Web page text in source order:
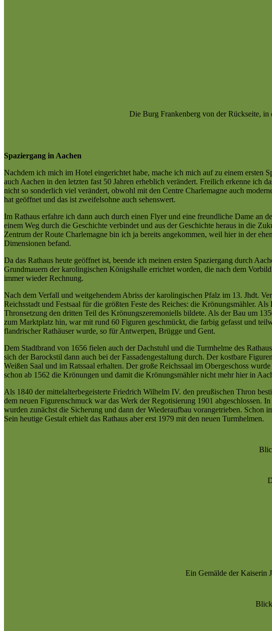
Die Burg Frankenberg von der Rückseite, in
Spaziergang in Aachen
Nachdem ich mich im Hotel eingerichtet habe, mache ich mich auf zu einem ersten
auch Aachen in den letzten fast 50 Jahren erheblich verändert. Freilich erkenne ich
nicht so sonderlich viel verändert, obwohl mit den Centre Charlemagne auch
hat geöffnet und das ist zweifelsohne auch sehenswert.
Im Rathaus erfahre ich dann auch durch einen Flyer und eine freundliche Dame an
einem Weg durch die Geschichte verbindet und aus der Geschichte heraus in die
Zentrum der Route Charlemagne bin ich ja bereits angekommen, weil hier in der
Dimensionen befand.
Da das Rathaus heute geöffnet ist, beende ich meinen ersten Spaziergang durch
Grundmauern der karolingischen Königshalle errichtet worden, die nach dem
immer wieder Rechnung.
Nach dem Verfall und weitgehendem Abriss der karolingischen Pfalz im 13. Jhdt.
Reichsstadt und Festsaal für die größten Feste des Reiches: die Krönungsmähler. Als
Thronsetzung den dritten Teil des Krönungszeremoniells bildete. Als der Bau um
zum Marktplatz hin, war mit rund 60 Figuren geschmückt, die farbig gefasst und
flandrischer Rathäuser wurde, so für Antwerpen, Brügge und Gent.
Dem Stadtbrand von 1656 fielen auch der Dachstuhl und die Turmhelme des
sich der Barockstil dann auch bei der Fassadengestaltung durch. Der kostbare
Weißen Saal und im Ratssaal erhalten. Der große Reichssaal im Obergeschoss
schon ab 1562 die Krönungen und damit die Krönungsmähler nicht mehr hier in
Als 1840 der mittelalterbegeisterte Friedrich Wilhelm IV. den preußischen Thron
dem neuen Figurenschmuck war das Werk der Regotisierung 1901 abgeschlossen.
wurden zunächst die Sicherung und dann der Wiederaufbau vorangetrieben.
Sein heutige Gestalt erhielt das Rathaus aber erst 1979 mit den neuen Turmhelmen.
Ein Gemälde der Kaiserin